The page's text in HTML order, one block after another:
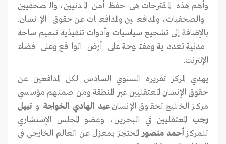
وأهم هذه المقترحات هى حفظ أمن المدنيين، والصحفيين
والصحفيات، والمدافعين والمدافعات عن حقوق الإنسان.
بالإضافة إلى تشجيع سياسيات وأدوات تنفيذية تنميم ساحة
مدنية تعددية ومفتوحة على أرض الواقع وعلى فضاء
الإنترنت.
يهدي المركز تقريره السنوي السادس لكل المدافعين عن
حقوق الإنسان المعتقليين عبر المنطقة ومن ضمنهم مؤسسي
مركز الخليج لحقوق الإنسانعبد الهادي الخواجة و نبيل
رجب المعتقليين في البحرين، وعضو المجلس الإستشاري
للمركزأحمد منصورالمحتجز بمعزل عن العالم الخارجي في